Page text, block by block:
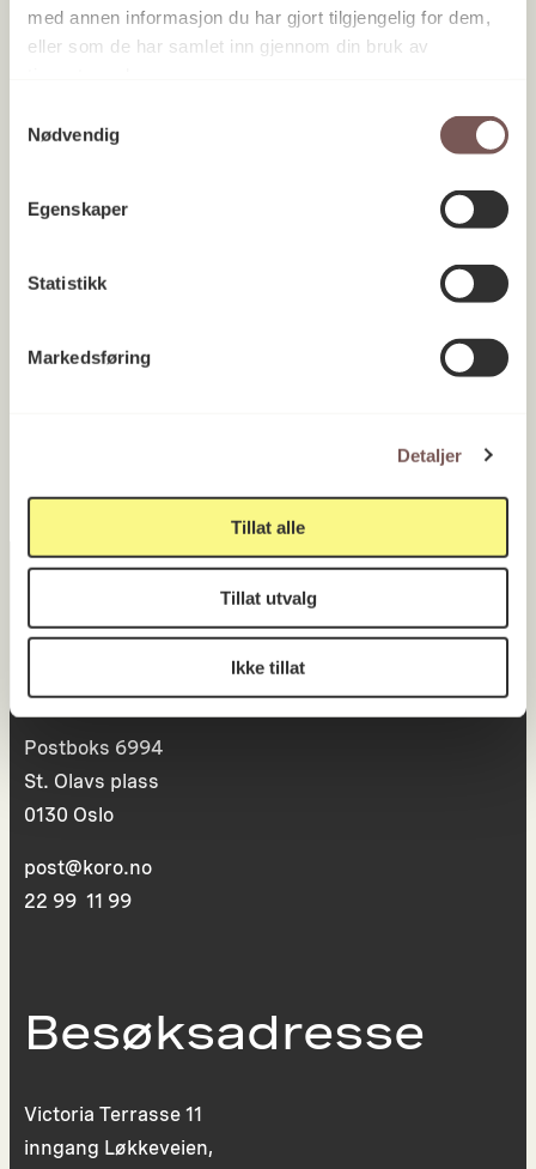
med annen informasjon du har gjort tilgjengelig for dem,
eller som de har samlet inn gjennom din bruk av
Nødvendig
Egenskaper
Statistikk
Markedsføring
Detaljer
Tillat alle
Tillat utvalg
Ikke tillat
UiB Universitetet i Bergen, Institutt
for samanliknande politikk
Postadresse
Postboks 6994
St. Olavs plass
0130 Oslo
post@koro.no
22 99 11 99
Besøksadresse
Victoria Terrasse 11
inngang Løkkeveien,